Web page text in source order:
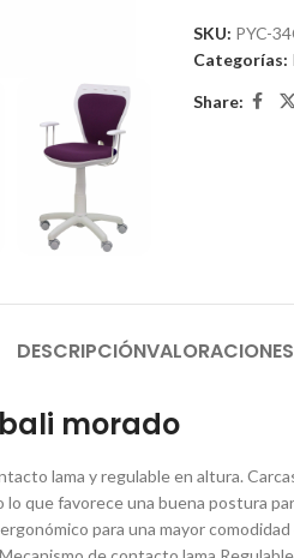
SKU: PYC-
Categorías:
Share:
DESCRIPCIÓN
morado
lama y regulable en altura.
que favorece una buena postura
para una mayor